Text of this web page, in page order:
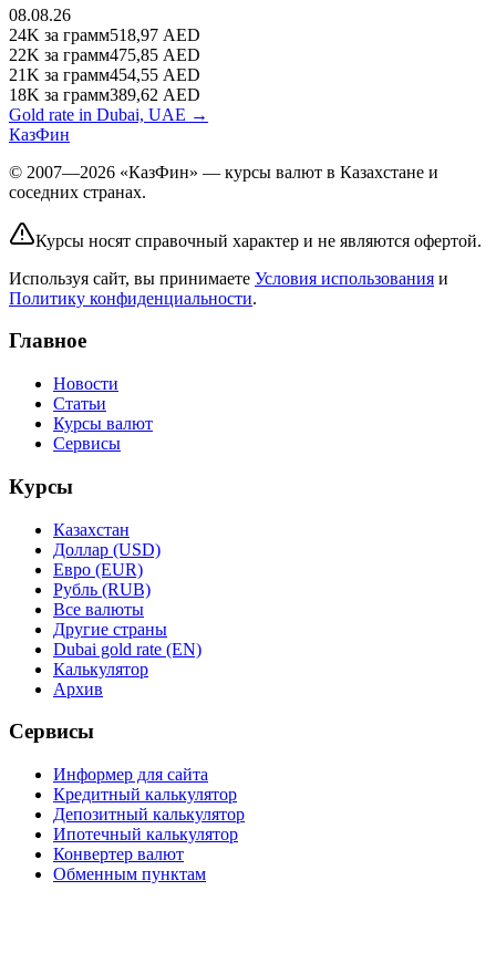
08.08.26
24K за грамм518,97 AED
22K за грамм475,85 AED
21K за грамм454,55 AED
18K за грамм389,62 AED
Gold rate in Dubai, UAE →
КазФин
© 2007—2026 «КазФин» — курсы валют в Казахстане и
соседних странах.
Курсы носят справочный характер и не являются офертой.
Используя сайт, вы принимаете Условия использования и
Политику конфиденциальности.
Главное
Новости
Статьи
Курсы валют
Сервисы
Курсы
Казахстан
Доллар (USD)
Евро (EUR)
Рубль (RUB)
Все валюты
Другие страны
Dubai gold rate (EN)
Калькулятор
Архив
Сервисы
Информер для сайта
Кредитный калькулятор
Депозитный калькулятор
Ипотечный калькулятор
Конвертер валют
Обменным пунктам